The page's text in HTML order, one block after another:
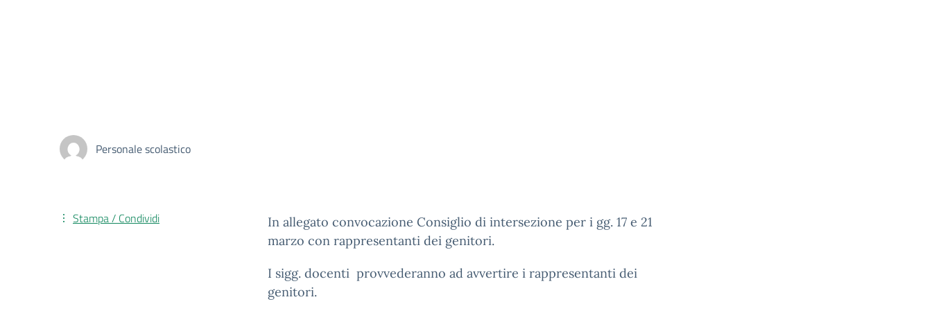
Personale scolastico
In allegato convocazione Consiglio di intersezione per i gg. 17 e 21
marzo con rappresentanti dei genitori.
I sigg. docenti provvederanno ad avvertire i rappresentanti dei
genitori.
Stampa / Condividi